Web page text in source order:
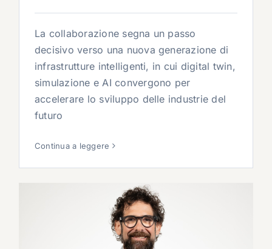
La collaborazione segna un passo
decisivo verso una nuova generazione di
infrastrutture intelligenti, in cui digital twin,
simulazione e AI convergono per
accelerare lo sviluppo delle industrie del
futuro
Continua a leggere